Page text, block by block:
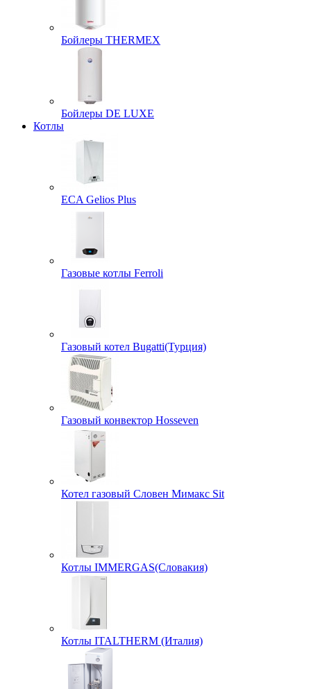
Бойлеры THERMEX
Бойлеры DE LUXE
Котлы
ECA Gelios Plus
Газовые котлы Ferroli
Газовый котел Bugatti(Турция)
Газовый конвектор Hosseven
Котел газовый Словен Мимакс Sit
Котлы IMMERGAS(Словакия)
Котлы ITALTHERM (Италия)